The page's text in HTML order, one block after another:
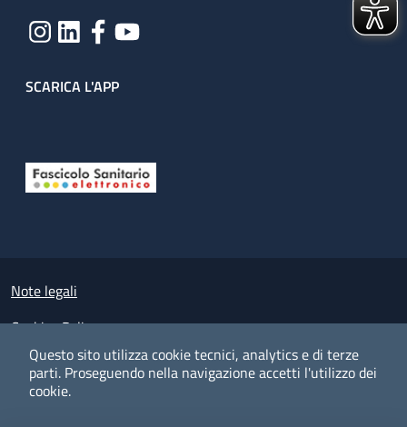
Questo sito utilizza cookie tecnici, analytics e di terze
parti. Proseguendo nella navigazione accetti l'utilizzo dei
cookie.
SCARICA L'APP
Small prints
Note legali
Cookies Policy
Policy privacy e protezione del dato personale
Albo pretorio on-line